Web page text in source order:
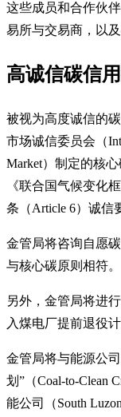
这些成员和合作伙
易所与交易商，以
高诚信碳信
被视为高度诚信的
市场诚信委员会（
Market）制定的核心
《联合国气候变化
条（Article 6）诚信
金管局将咨询自愿
与核心碳原则相符。
另外，金管局将进
入煤电厂提前退役
金管局将与能源公
划”（Coal-to-Clean
能公司（South